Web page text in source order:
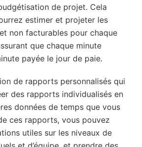
de projet. Cela
estimer et projeter les
non facturables pour chaque
que chaque minute
payée le jour de paie.
de rapports personnalisés qui
des rapports individualisés en
données de temps que vous
ces rapports, vous pouvez
utiles sur les niveaux de